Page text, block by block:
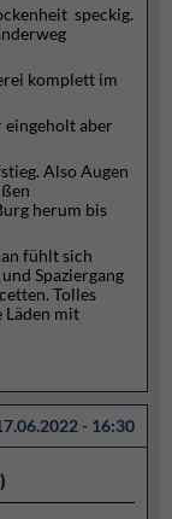
speckig.
komplett im
aber
Also Augen
herum bis
fühlt sich
Spaziergang
Tolles
Läden mit
- 16:30